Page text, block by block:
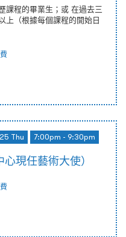
課程的畢業生；或 在過去三
上（根據每個課程的開始日
Thu 7:00pm - 9:30pm
現任藝術大使）